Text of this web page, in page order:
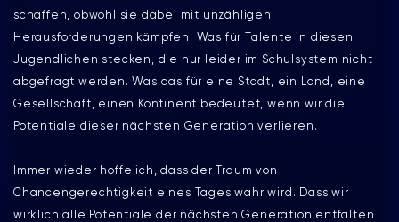
schaffen, obwohl sie dabei mit unzähligen
Herausforderungen kämpfen. Was für Talente in diesen
Jugendlichen stecken, die nur leider im Schulsystem nicht
abgefragt werden. Was das für eine Stadt, ein Land, eine
Gesellschaft, einen Kontinent bedeutet, wenn wir die
Potentiale dieser nächsten Generation verlieren.
Immer wieder hoffe ich, dass der Traum von
Chancengerechtigkeit eines Tages wahr wird. Dass wir
wirklich alle Potentiale der nächsten Generation entfalten